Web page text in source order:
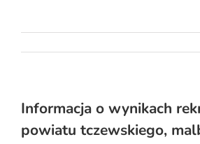
Informacja o wynikach
powiatu tczewskiego,